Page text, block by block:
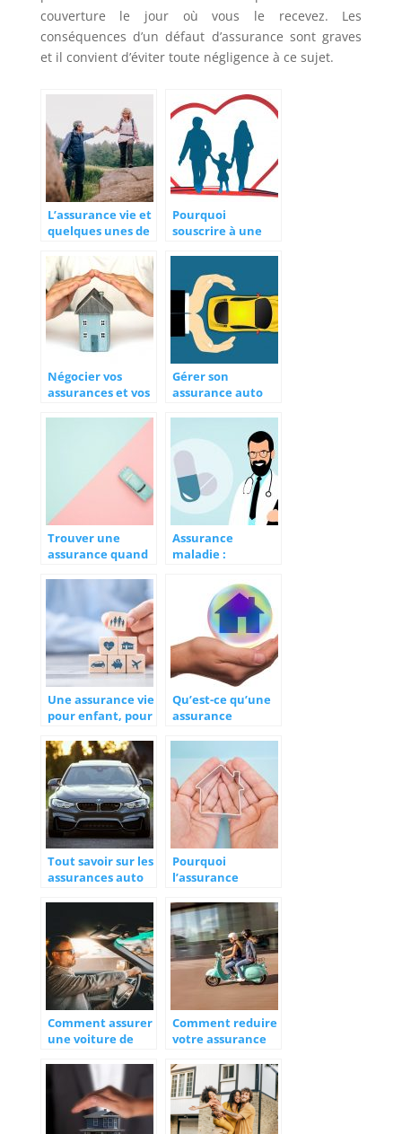
couverture le jour où vous le recevez. Les
conséquences d’un défaut d’assurance sont graves
et il convient d’éviter toute négligence à ce sujet.
L’assurance vie et
quelques unes de
Pourquoi
souscrire à une
Négocier vos
assurances et vos
Gérer son
assurance auto
conseils pratiques
Trouver une
assurance quand
Assurance
maladie :
Une assurance vie
pour enfant, pour
meilleur
Qu’est-ce qu’une
assurance
Tout savoir sur les
assurances auto
Pourquoi
l’assurance
civile est un
élément
fondamental de
l’assurance
habitation ?
Comment assurer
une voiture de
Comment reduire
votre assurance